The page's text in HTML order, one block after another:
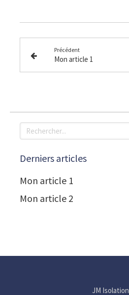
Précédent
Mon article 1
Rechercher
Derniers articles
Mon article 1
Mon article 2
JM Isolation